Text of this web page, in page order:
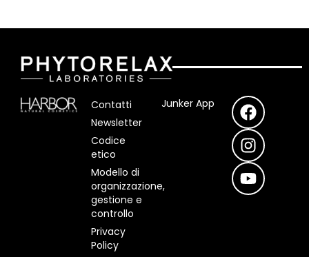
Contatti
Newsletter
Codice
etico
Modello di
organizzazione,
gestione e
controllo
Privacy
Policy
Junker App F
a
c
e
b
o
o
I
n
s
t
a
g
r
Y
o
u
t
u
b
e